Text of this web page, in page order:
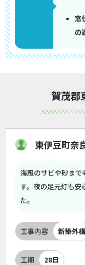
窓
の
賀茂郡
東伊豆町奈
海風のサビや砂ま
す。夜の足元灯も安
た。
工事内容 新築外構
工期 28日